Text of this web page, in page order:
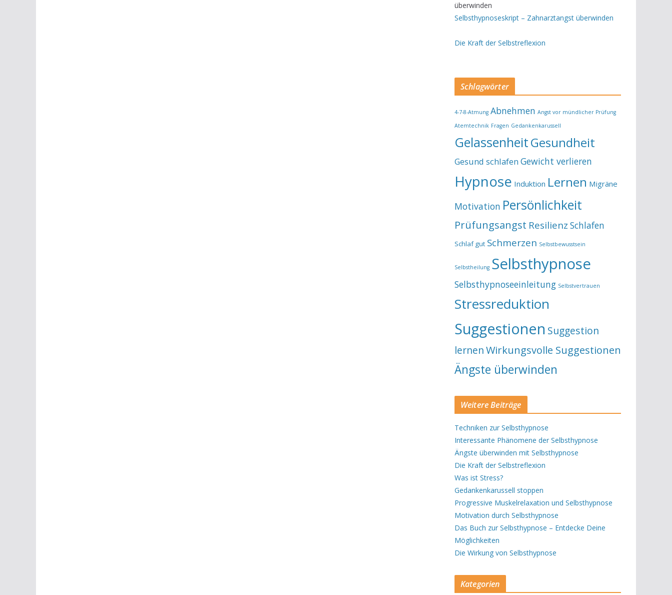
Selbsthypnoseskript – Zahnarztangst überwinden
Die Kraft der Selbstreflexion
Schlagwörter
4-7-8-Atmung Abnehmen Angst vor mündlicher Prüfung
Atemtechnik Fragen Gedankenkarussell
GelassenheitGesundheit
Gesund schlafen Gewicht verlieren
Hypnose Induktion Lernen Migräne
Motivation Persönlichkeit
Prüfungsangst Resilienz Schlafen
Schlaf gut Schmerzen Selbstbewusstsein
Selbstheilung Selbsthypnose
Selbsthypnoseeinleitung Selbstvertrauen
Stressreduktion
Suggestionen Suggestion
lernenWirkungsvolle Suggestionen
Ängste überwinden
Weitere Beiträge
Techniken zur Selbsthypnose
Interessante Phänomene der Selbsthypnose
Ängste überwinden mit Selbsthypnose
Die Kraft der Selbstreflexion
Was ist Stress?
Gedankenkarussell stoppen
Progressive Muskelrelaxation und Selbsthypnose
Motivation durch Selbsthypnose
Das Buch zur Selbsthypnose – Entdecke Deine
Möglichkeiten
Die Wirkung von Selbsthypnose
Kategorien